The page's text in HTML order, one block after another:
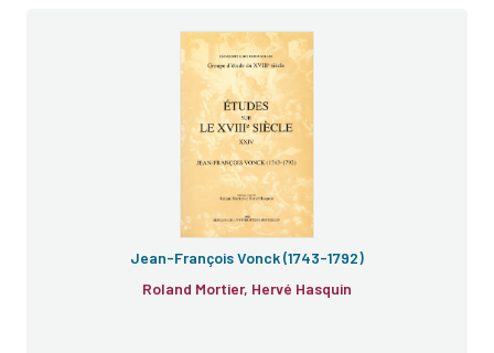
Jean-François Vonck (1743-1792)
Roland Mortier, Hervé Hasquin